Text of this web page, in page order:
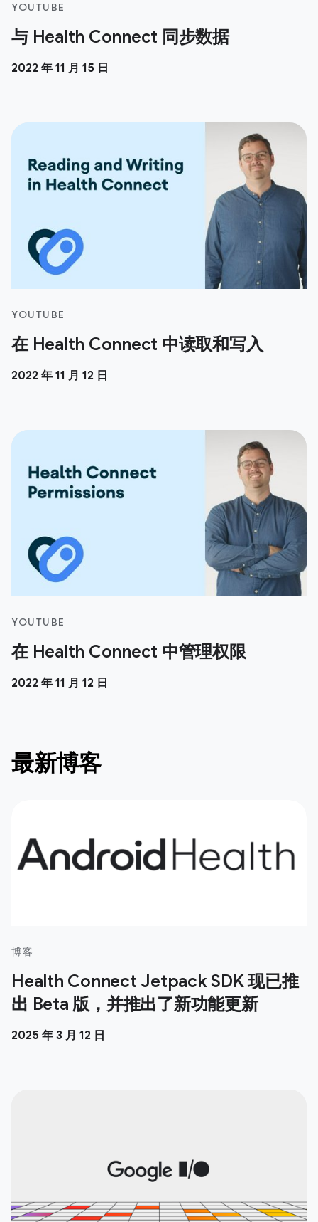
YOUTUBE
与 Health Connect 同步数据
2022 年 11 月 15 日
YOUTUBE
在 Health Connect 中读取和写入
2022 年 11 月 12 日
YOUTUBE
在 Health Connect 中管理权限
2022 年 11 月 12 日
最新博客
博客
Health Connect Jetpack SDK 现已推
出 Beta 版，并推出了新功能更新
2025 年 3 月 12 日